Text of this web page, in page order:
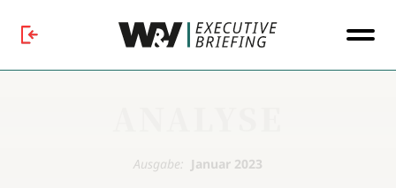
Ausgabe: Januar 2023